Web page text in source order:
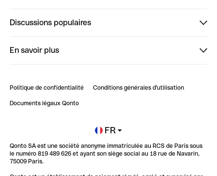
ClubQonto
Discussions populaires
Impact de l'IA sur les carrières/productivité
En savoir plus
Blog
Newsroom
Glossaire finance
Politique de confidentialité Conditions générales d'utilisation
Documents légaux Qonto
FR
Qonto SA est une société anonyme immatriculée au RCS de Paris sous
le numéro 819 489 626 et ayant son siège social au 18 rue de Navarin,
75009 Paris.